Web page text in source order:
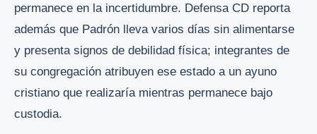
permanece en la incertidumbre. Defensa CD reporta
además que Padrón lleva varios días sin alimentarse
y presenta signos de debilidad física; integrantes de
su congregación atribuyen ese estado a un ayuno
cristiano que realizaría mientras permanece bajo
custodia.